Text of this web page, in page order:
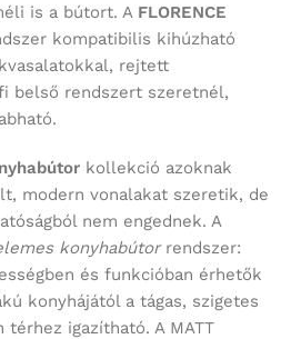
is a bútort. A FLORENCE
kompatibilis kihúzható
rejtett
belső rendszert szeretnél,
kollekció azoknak
modern vonalakat szeretik, de
nem engednek. A
konyhabútorrendszer:
és funkcióban érhetők
konyhájától a tágas, szigetes
igazítható. A MATT